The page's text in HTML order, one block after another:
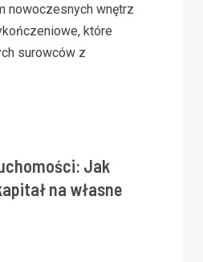
nowoczesnych wnętrz
które
surowców z
Jak
na własne